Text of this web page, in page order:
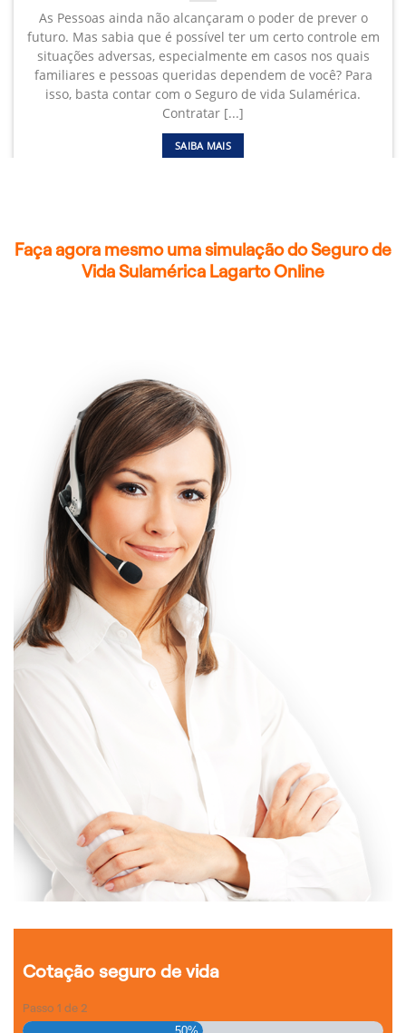
As Pessoas ainda não alcançaram o poder de prever o
futuro. Mas sabia que é possível ter um certo controle em
situações adversas, especialmente em casos nos quais
familiares e pessoas queridas dependem de você? Para
isso, basta contar com o Seguro de vida Sulamérica.
Contratar [...]
SAIBA MAIS
Faça agora mesmo uma simulação do Seguro de
Vida Sulamérica Lagarto Online
Cotação seguro de vida
Passo 1 de 2